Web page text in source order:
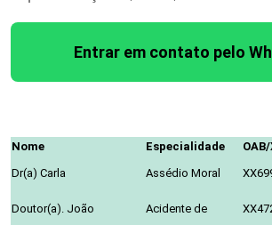
Entrar em contato pelo
Nome Especialidade OAB/
Dr(a) Carla
Assédio Moral
Doutor(a). João
Acidente de